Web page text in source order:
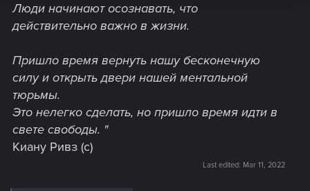
Люди начинают осознавать, что
действительно важно в жизни.
Пришло время вернуть нашу бесконечную
силу и открыть двери нашей ментальной
тюрьмы.
Это нелегко сделать, но пришло время идти в
свете свободы. "
Киану Ривз (с)
Last edited: Mar 11, 2022